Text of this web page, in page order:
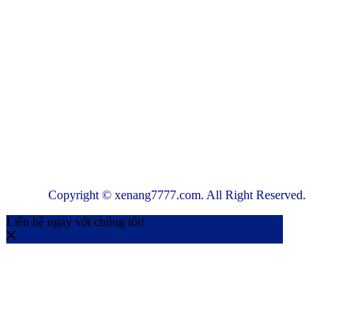
Copyright © xenang7777.com. All Right Reserved.
Liên hệ ngay với chúng tôi!